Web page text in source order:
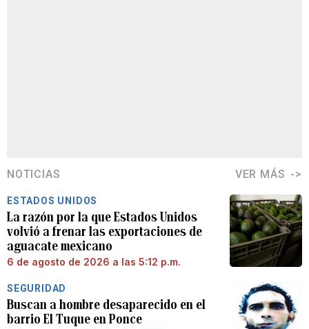
NOTICIAS VER MÁS
ESTADOS UNIDOS
La razón por la que Estados Unidos
volvió a frenar las exportaciones de
aguacate mexicano
6 de agosto de 2026 a las 5:12 p.m.
SEGURIDAD
Buscan a hombre desaparecido en el
barrio El Tuque en Ponce